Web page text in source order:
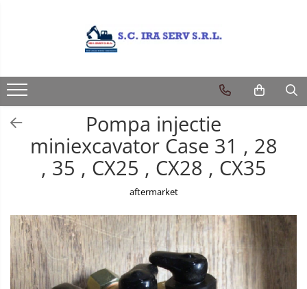
PIESE CATERPILLAR
PIESE KOMATSU
PIESE CASE/NEW HOLLAND/FIAT-
HITACHI/FIAT-KOBELCO
PIESE VOLVO
PIESE MANITOU
PIESE TEREX
Pompa injectie
miniexcavator Case 31 , 28
, 35 , CX25 , CX28 , CX35
aftermarket